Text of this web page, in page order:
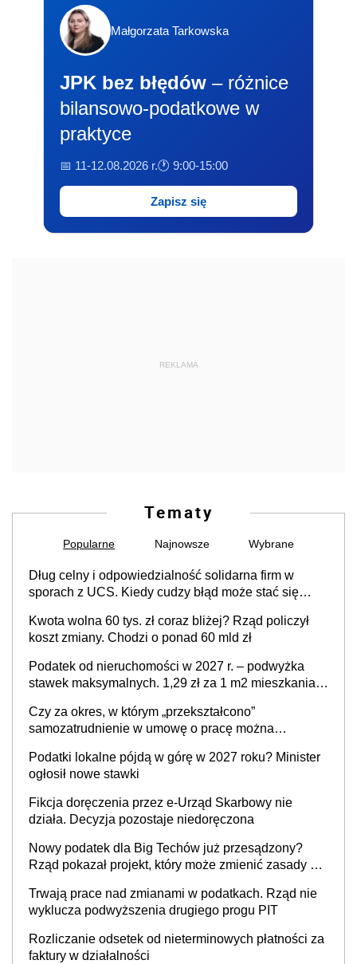
Małgorzata Tarkowska
JPK bez błędów – różnice
bilansowo-podatkowe w
praktyce
📅 11-12.08.2026 r.🕐 9:00-15:00
Zapisz się
REKLAMA
Tematy
Popularne Najnowsze Wybrane
Dług celny i odpowiedzialność solidarna firm w
sporach z UCS. Kiedy cudzy błąd może stać się
Kwota wolna 60 tys. zł coraz bliżej? Rząd policzył
koszt zmiany. Chodzi o ponad 60 mld zł
Podatek od nieruchomości w 2027 r. – podwyżka
stawek maksymalnych. 1,29 zł za 1 m2 mieszkania,
prowadzeniem działalności gospodarczej
Czy za okres, w którym „przekształcono”
samozatrudnienie w umowę o pracę można
cywilnoprawnej jedynym racjonalnym wyjściem
Podatki lokalne pójdą w górę w 2027 roku? Minister
ogłosił nowe stawki
Fikcja doręczenia przez e-Urząd Skarbowy nie
działa. Decyzja pozostaje niedoręczona
Nowy podatek dla Big Techów już przesądzony?
Rząd pokazał projekt, który może zmienić zasady gry
Trwają prace nad zmianami w podatkach. Rząd nie
wyklucza podwyższenia drugiego progu PIT
Rozliczanie odsetek od nieterminowych płatności za
faktury w działalności